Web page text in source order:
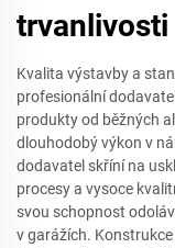
trvanlivosti
Kvalita výstavby a
profesionální
produkty od běžných
dlouhodobý výkon v
dodavatel skříní na
procesy a vysoce
svou schopnost
v garážích.